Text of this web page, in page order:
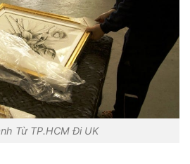
Từ TP.HCM Đi UK